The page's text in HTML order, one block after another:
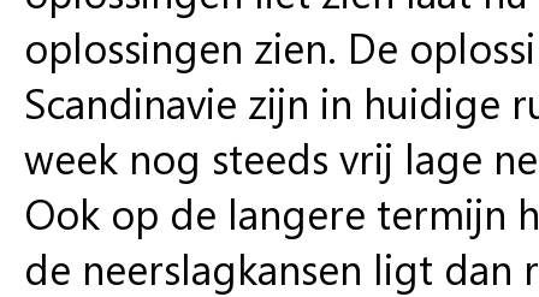
oplossingen zien. De
Scandinavie zijn in huidige
week nog steeds vrij lage
Ook op de langere termijn
de neerslagkansen ligt dan